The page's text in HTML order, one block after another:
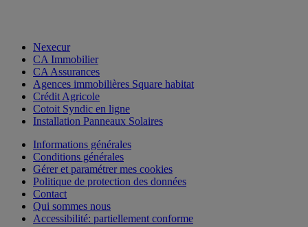
Nexecur
CA Immobilier
CA Assurances
Agences immobilières Square habitat
Crédit Agricole
Cotoit Syndic en ligne
Installation Panneaux Solaires
Informations générales
Conditions générales
Gérer et paramétrer mes cookies
Politique de protection des données
Contact
Qui sommes nous
Accessibilité: partiellement conforme